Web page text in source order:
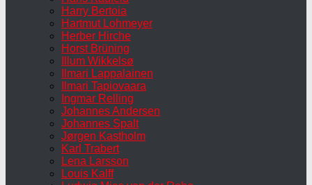
Harry Bertoia
Hartmut Lohmeyer
Herber Hirche
Horst Brüning
Illum Wikkelsø
Ilmari Lappalainen
Ilmari Tapiovaara
Ingmar Relling
Johannes Andersen
Johannes Spalt
Jørgen Kastholm
Karl Trabert
Lena Larsson
Louis Kalff